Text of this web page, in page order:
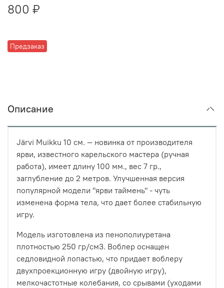
Предзаказ
800 ₽
Описание
Järvi Muikku 10 см. — новинка от производителя
ярви, известного карельского мастера (ручная
работа), имеет длину 100 мм., вес 7 гр.,
заглубление до 2 метров. Улучшенная версия
популярной модели "ярви таймень" - чуть
изменена форма тела, что дает более стабильную
игру.
Модель изготовлена из пенополиуретана
плотностью 250 гр/см3. Воблер оснащен
седловидной лопастью, что придает воблеру
двухпроекционную игру (двойную игру),
мелкочастотные колебания, со срывами (уходами